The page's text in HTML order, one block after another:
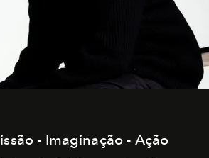
- Imaginação - Ação